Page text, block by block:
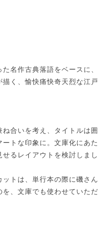
名作古典落語をベースに、
く、愉快痛快奇天烈な江戸
合いを考え、タイトルは囲
トな印象に。文庫化にあた
るレイアウトを検討しまし
トは、単行本の際に磯さん
、文庫でも使わせていただ